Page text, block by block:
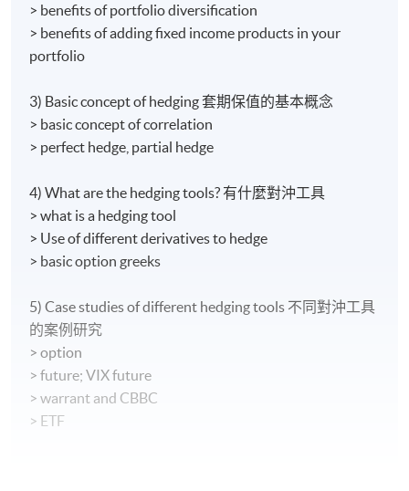
> benefits of portfolio diversification
> benefits of adding fixed income products in your
portfolio
3) Basic concept of hedging 套期保值的基本概念
> basic concept of correlation
> perfect hedge, partial hedge
4) What are the hedging tools? 有什麼對沖工具
> what is a hedging tool
> Use of different derivatives to hedge
> basic option greeks
5) Case studies of different hedging tools 不同對沖工具
的案例研究
> option
> future; VIX future
> warrant and CBBC
> ETF